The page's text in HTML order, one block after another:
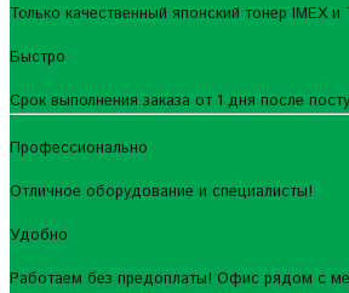
Только качественный японский тонер IMEX и
Быстро
Срок выполнения заказа от 1 дня после
Профессионально
Отличное оборудование и специалисты!
Удобно
Работаем без предоплаты! Офис рядом с